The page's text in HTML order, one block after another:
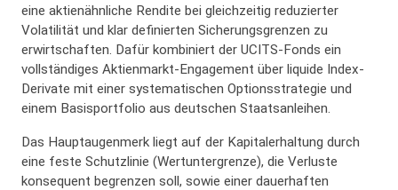
eine aktienähnliche Rendite bei gleichzeitig reduzierter
Volatilität und klar definierten Sicherungsgrenzen zu
erwirtschaften. Dafür kombiniert der UCITS-Fonds ein
vollständiges Aktienmarkt-Engagement über liquide Index-
Derivate mit einer systematischen Optionsstrategie und
einem Basisportfolio aus deutschen Staatsanleihen.
Das Hauptaugenmerk liegt auf der Kapitalerhaltung durch
eine feste Schutzlinie (Wertuntergrenze), die Verluste
konsequent begrenzen soll, sowie einer dauerhaften